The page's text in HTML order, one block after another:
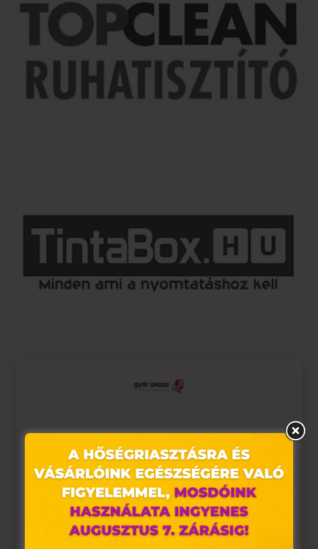
Ez az oldal sütiket használ
Weboldalunkon „cookie"-kat (továbbiakban „süti")
alkalmazunk. Ezek olyan fájlok, melyek információt
tárolnak webes böngészőjében. Ehhez az Ön
hozzájárulása szükséges.
A „sütiket" az elektronikus hírközlésről szóló 2003. évi C.